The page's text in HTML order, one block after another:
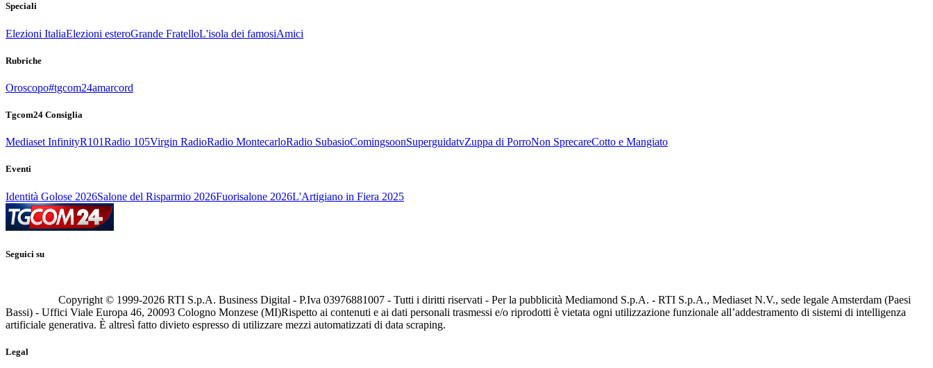
Speciali
Elezioni ItaliaElezioni esteroGrande FratelloL'isola dei famosiAmici
Rubriche
Oroscopo#tgcom24amarcord
Tgcom24 Consiglia
Mediaset InfinityR101Radio 105Virgin RadioRadio MontecarloRadio SubasioComingsoonSuperguidatvZuppa di PorroNon SprecareCotto e Mangiato
Eventi
Identità Golose 2026Salone del Risparmio 2026Fuorisalone 2026L'Artigiano in Fiera 2025
Seguici su
Copyright © 1999-2026 RTI S.p.A. Business Digital - P.Iva 03976881007 - Tutti i diritti riservati - Per la pubblicità Mediamond S.p.A. - RTI S.p.A., Mediaset N.V., sede legale Amsterdam (Paesi
Bassi) - Uffici Viale Europa 46, 20093 Cologno Monzese (MI)Rispetto ai contenuti e ai dati personali trasmessi e/o riprodotti è vietata ogni utilizzazione funzionale all’addestramento di sistemi di intelligenza
artificiale generativa. È altresì fatto divieto espresso di utilizzare mezzi automatizzati di data scraping.
Legal